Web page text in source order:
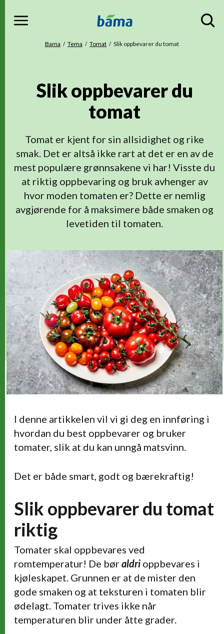
Meny
Du er her
Bama Tema Tomat Slik oppbevarer du tomat
Slik oppbevarer du
tomat
Tomat er kjent for sin allsidighet og rike
smak. Det er altså ikke rart at det er en av de
mest populære grønnsakene vi har! Visste du
at riktig oppbevaring og bruk avhenger av
hvor moden tomaten er? Dette er nemlig
avgjørende for å maksimere både smaken og
levetiden til tomaten.
I denne artikkelen vil vi gi deg en innføring i
hvordan du best oppbevarer og bruker
tomater, slik at du kan unngå matsvinn.
Det er både smart, godt og bærekraftig!
Slik oppbevarer du tomat
riktig
Tomater skal oppbevares ved
romtemperatur! De børaldri oppbevares i
kjøleskapet. Grunnen er at de mister den
gode smaken og at teksturen i tomaten blir
ødelagt. Tomater trives ikke når
temperaturen blir under åtte grader.